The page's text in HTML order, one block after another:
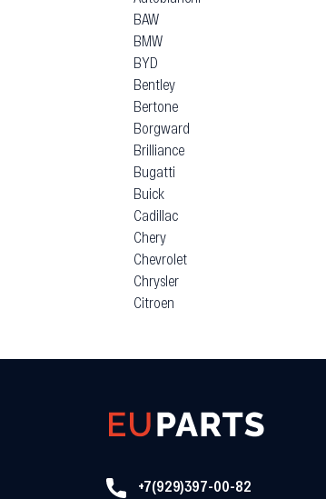
BAW
BMW
BYD
Bentley
Bertone
Borgward
Brilliance
Bugatti
Buick
Cadillac
Chery
Chevrolet
Chrysler
Citroen
+7(929)397-00-82